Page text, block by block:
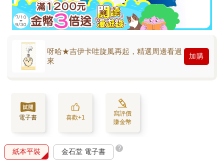
呀哈★吉伊卡哇旋風再起，精選周邊看過
來
加購
電子書 喜歡+1
寫評價
賺金幣
紙本平裝 金石堂 電子書 ?